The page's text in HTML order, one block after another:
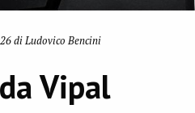
di Ludovico Bencini
Vipal